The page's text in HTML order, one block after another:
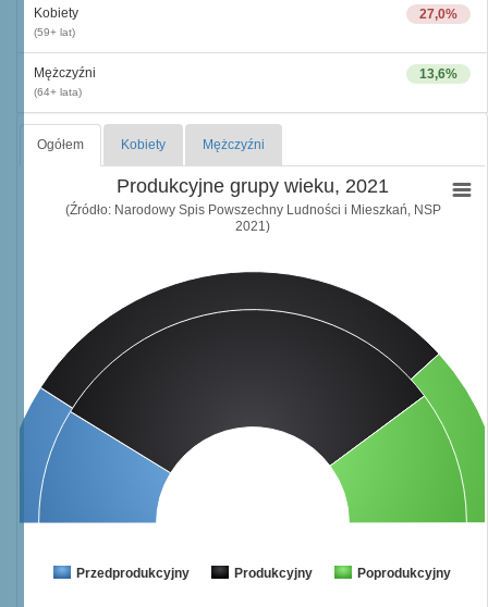
27,0%
Kobiety
(59+ lat)
13,6%
Mężczyźni
(64+ lata)
Ogółem Kobiety Mężczyźni
Produkcyjne grupy wieku, 2021
(Źródło: Narodowy Spis Powszechny Ludności i Mieszkań, NSP
2021)
Przedprodukcyjny Produkcyjny Poprodukcyjny